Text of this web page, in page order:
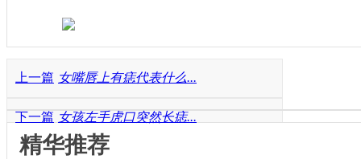
上一篇 女嘴唇上有痣代表什么...
下一篇 女孩左手虎口突然长痣...
精华推荐